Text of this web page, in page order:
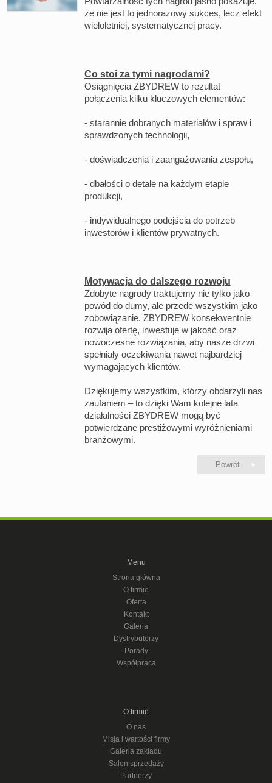
że nie jest to jednorazowy sukces, lecz efekt
wieloletniej, systematycznej pracy.
Co stoi za tymi nagrodami?
Osiągnięcia ZBYDREW to rezultat
połączenia kilku kluczowych elementów:
- starannie dobranych materiałów i spraw i
sprawdzonych technologii,
- doświadczenia i zaangażowania zespołu,
- dbałości o detale na każdym etapie
produkcji,
- indywidualnego podejścia do potrzeb
inwestorów i klientów prywatnych.
Motywacja do dalszego rozwoju
Zdobyte nagrody traktujemy nie tylko jako
powód do dumy, ale przede wszystkim jako
zobowiązanie. ZBYDREW konsekwentnie
rozwija ofertę, inwestuje w jakość oraz
nowoczesne rozwiązania, aby nasze drzwi
spełniały oczekiwania nawet najbardziej
wymagających klientów.
Dziękujemy wszystkim, którzy obdarzyli nas
zaufaniem – to dzięki Wam kolejne lata
działalności ZBYDREW mogą być
potwierdzane prestiżowymi wyróżnieniami
branżowymi.
Powrót
Menu
Strona główna
O firmie
Oferta
Kontakt
Galeria
Dystrybutorzy
Porady
Współpraca
O firmie
O nas
Misja i wartości firmy
Galeria zakładu
Salon sprzedaży
Partnerzy